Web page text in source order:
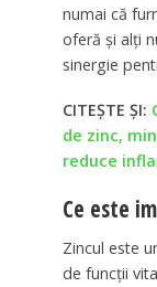
numai că
oferă și alți
sinergie
CITEȘTE ȘI:
de zinc,
reduce
Ce este
Zincul este
de funcții